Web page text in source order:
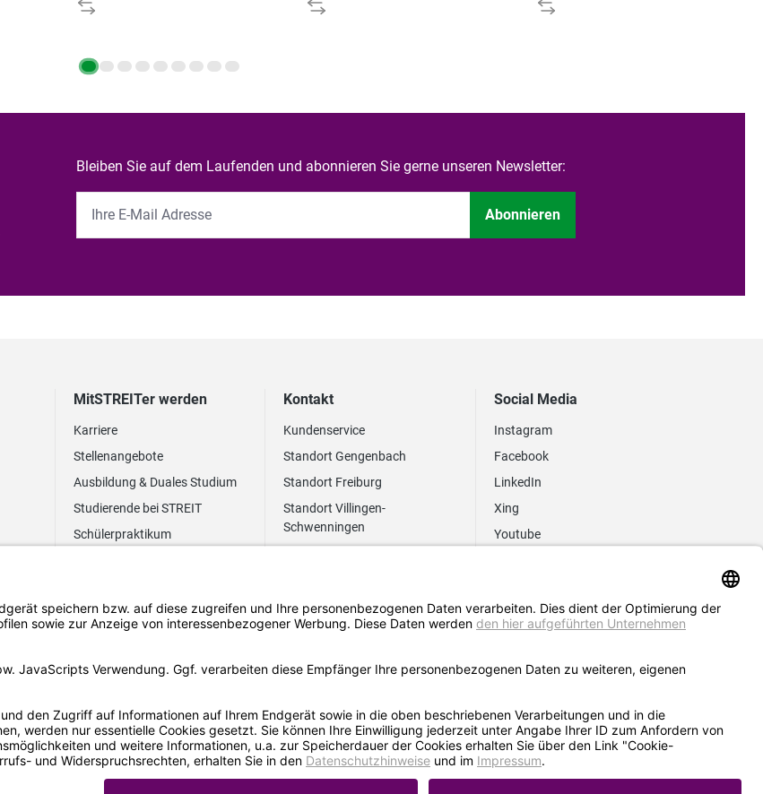
Bleiben Sie auf dem Laufenden und abonnieren Sie gerne unseren Newsletter:
Abonnieren
MitSTREITer werden
Karriere
Stellenangebote
Ausbildung & Duales Studium
Studierende bei STREIT
Schülerpraktikum
Kontakt
Kundenservice
Standort Gengenbach
Standort Freiburg
Standort Villingen-
Schwenningen
Social Media
Instagram
Facebook
LinkedIn
Xing
Youtube